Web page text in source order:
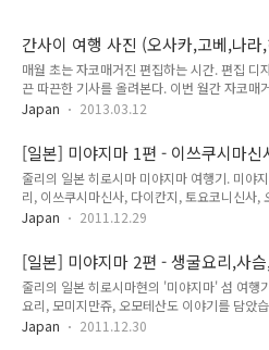
위로 250엔 회수원 30분 사용권 10장 3000엔
간사이 여행 사진 (오사카,고베,나라
이,교토,아리마온천) 자코매거진 10
에세이
매월 초는 자코매거진 편집하는 시간. 편집 디
끈 따끈한 기사를 올려본다. 이번 월간 자코매
보도사진전 특집이고 나는 일본 간사이 지방 사
래부터는~~~ 간사이 여행 사진기~~ 오사카,
사카이, 아리마온천, 히메지 사진으로 엮어보았
은 정말 많은데.. 이번 포토에세이는 지난 2월
으로 대부분을 채워보았다. 몇장은 예전 사진.
것은 블로그에 차근차근...^^
Japan 2013.03.12
[일본] 미야지마 1편 - 이쓰쿠시마신
신사,다이칸지 (히로시마 세토우치
줄리의 일본 히로시마 미야지마 여행기. 미야
리, 이쓰쿠시마신사, 다이칸지, 토요코니신사,
니다. 세토우치 여행기 연재 기대해주세요^^ [
치,에히메,마츠야마,도고온센) 프롤로그 [일본]
이쓰쿠시마신사,토요코니신사,다이칸지 (히로
행기) [일본] 미야지마 2편 - 생굴요리,사슴,오
만쥬! (일본 히로시마 세토우치 여행기) [일본]
바라온센 1편 (오카야마 현, 일본 세토우치 여
Japan 2011.12.29
[일본] 미야지마 2편 - 생굴요리,사슴
모미지만쥬! (일본 히로시마 세토우
줄리의 일본 히로시마현의 '미야지마' 섬 여행
요리, 모미지만쥬, 오모테산도 이야기를 담았
제작되어 로딩시간이 소요될 수 있습니다. 이전
Japan 2011.12.30